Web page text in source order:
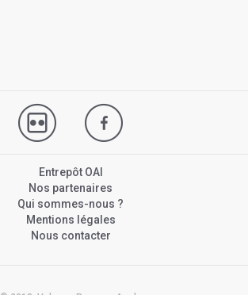
Entrepôt OAI
Nos partenaires
Qui sommes-nous ?
Mentions légales
Nous contacter